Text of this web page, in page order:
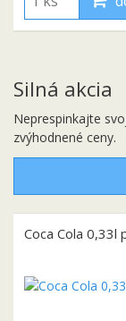
Silná akcia
Neprespinkajte
zvýhodnené ceny.
Coca Cola 0,33l